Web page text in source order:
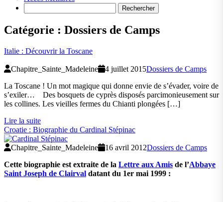
Catégorie : Dossiers de Camps
Italie : Découvrir la Toscane
Chapitre_Sainte_Madeleine 4 juillet 2015Dossiers de Camps
La Toscane ! Un mot magique qui donne envie de s’évader, voire de
s’exiler… Des bosquets de cyprès disposés parcimonieusement sur
les collines. Les vieilles fermes du Chianti plongées […]
Lire la suite
Croatie : Biographie du Cardinal Stépinac
Chapitre_Sainte_Madeleine 16 avril 2012Dossiers de Camps
Cette biographie est extraite de la Lettre aux Amis de l’Abbaye
Saint Joseph de Clairval datant du 1er mai 1999 :